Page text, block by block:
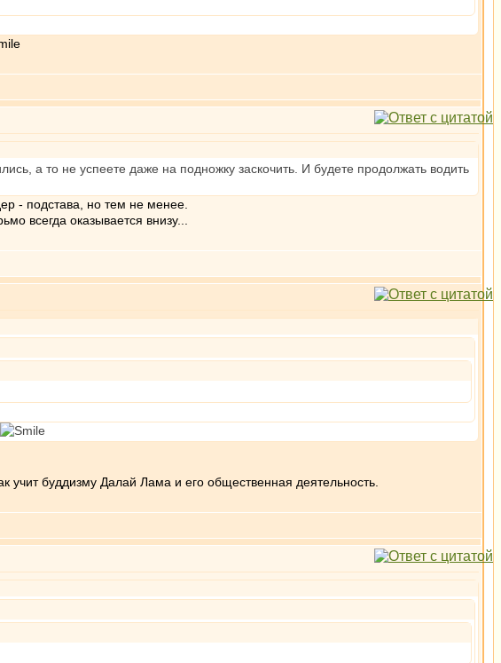
а то не успеете даже на подножку заскочить. И будете продолжать водить
- подстава, но тем не менее.
всегда оказывается внизу...
буддизму Далай Лама и его общественная деятельность.